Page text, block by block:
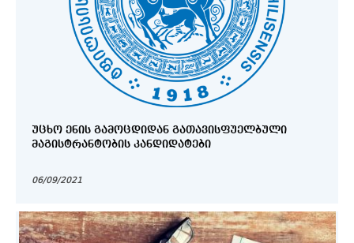
ᲣᲪᲮᲝ ᲔᲜᲘᲡ ᲒᲐᲛᲝᲪᲓᲘᲓᲐᲜ ᲒᲐᲗᲐᲕᲘᲡᲤᲣᲔᲚᲑᲣᲚᲘ
ᲛᲐᲒᲘᲡᲢᲠᲐᲜᲢᲝᲑᲘᲡ ᲙᲐᲜᲓᲘᲓᲐᲢᲔᲑᲘ
06/09/2021